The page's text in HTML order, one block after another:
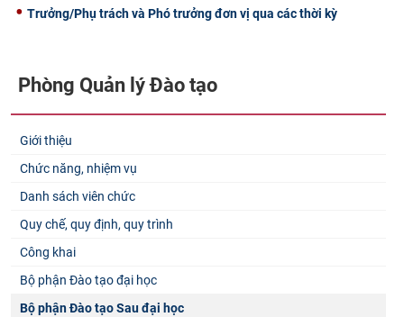
Trưởng/Phụ trách và Phó trưởng đơn vị qua các thời kỳ
Phòng Quản lý Đào tạo
Giới thiệu
Chức năng, nhiệm vụ
Danh sách viên chức
Quy chế, quy định, quy trình
Công khai
Bộ phận Đào tạo đại học
Bộ phận Đào tạo Sau đại học